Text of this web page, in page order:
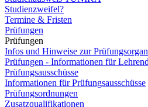
Studienzweifel?
Termine & Fristen
Prüfungen
Prüfungen
Infos und Hinweise zur
Prüfungen - Informationen für
Prüfungsausschüsse
Informationen für Prüfungsausschüsse
Prüfungsordnungen
Zusatzqualifikationen